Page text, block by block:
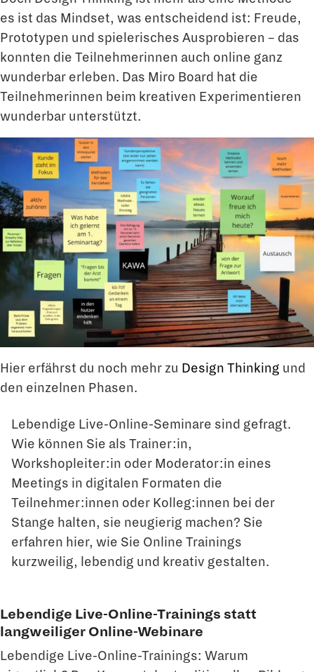
es ist das Mindset, was entscheidend ist: Freude,
Prototypen und spielerisches Ausprobieren – das
konnten die Teilnehmerinnen auch online ganz
wunderbar erleben. Das Miro Board hat die
Teilnehmerinnen beim kreativen Experimentieren
wunderbar unterstützt.
Hier erfährst du noch mehr zu Design Thinking und
den einzelnen Phasen.
Lebendige Live-Online-Seminare sind gefragt.
Wie können Sie als Trainer:in,
Workshopleiter:in oder Moderator:in eines
Meetings in digitalen Formaten die
Teilnehmer:innen oder Kolleg:innen bei der
Stange halten, sie neugierig machen? Sie
erfahren hier, wie Sie Online Trainings
kurzweilig, lebendig und kreativ gestalten.
Lebendige Live-Online-Trainings statt
langweiliger Online-Webinare
Lebendige Live-Online-Trainings: Warum